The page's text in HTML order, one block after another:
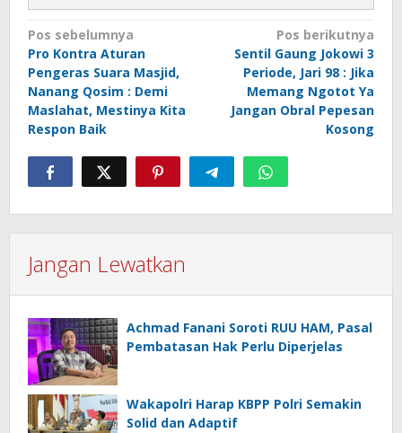
Navigasi
pos
Pos sebelumnya
Pro Kontra Aturan
Pengeras Suara Masjid,
Nanang Qosim : Demi
Maslahat, Mestinya Kita
Respon Baik
Pos berikutnya
Sentil Gaung Jokowi 3
Periode, Jari 98 : Jika
Memang Ngotot Ya
Jangan Obral Pepesan
Kosong
Jangan Lewatkan
Achmad Fanani Soroti RUU HAM, Pasal
Pembatasan Hak Perlu Diperjelas
Wakapolri Harap KBPP Polri Semakin
Solid dan Adaptif